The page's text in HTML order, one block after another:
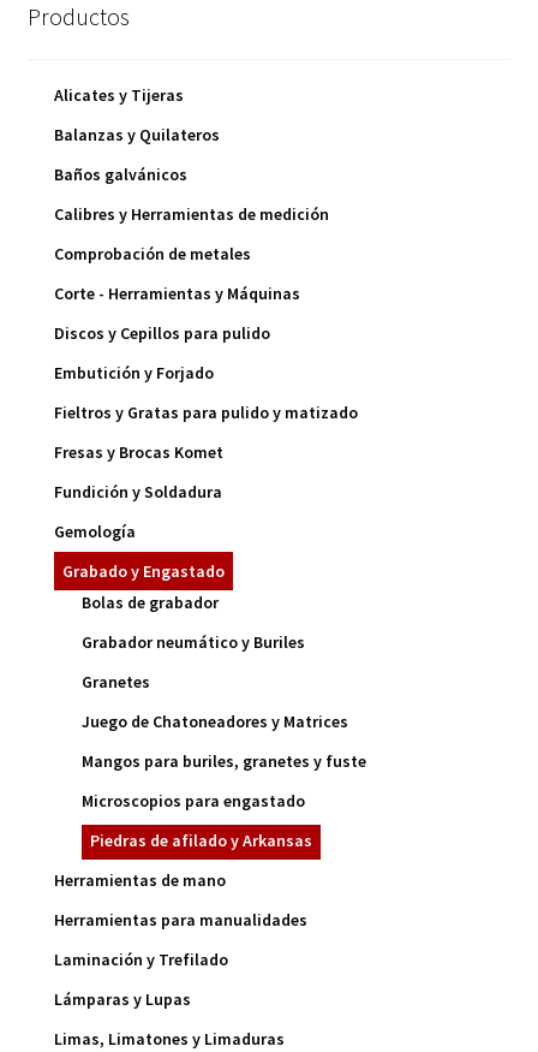
Productos
Alicates y Tijeras
Balanzas y Quilateros
Baños galvánicos
Calibres y Herramientas de medición
Comprobación de metales
Corte - Herramientas y Máquinas
Discos y Cepillos para pulido
Embutición y Forjado
Fieltros y Gratas para pulido y matizado
Fresas y Brocas Komet
Fundición y Soldadura
Gemología
Grabado y Engastado
Bolas de grabador
Grabador neumático y Buriles
Granetes
Juego de Chatoneadores y Matrices
Mangos para buriles, granetes y fuste
Microscopios para engastado
Piedras de afilado y Arkansas
Herramientas de mano
Herramientas para manualidades
Laminación y Trefilado
Lámparas y Lupas
Limas, Limatones y Limaduras